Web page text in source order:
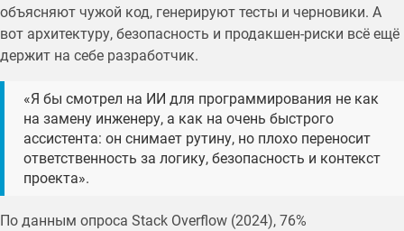
объясняют чужой код, генерируют тесты и черновики. А
вот архитектуру, безопасность и продакшен-риски всё ещё
держит на себе разработчик.
«Я бы смотрел на ИИ для программирования не как
на замену инженеру, а как на очень быстрого
ассистента: он снимает рутину, но плохо переносит
ответственность за логику, безопасность и контекст
проекта».
По данным опроса Stack Overflow (2024), 76%